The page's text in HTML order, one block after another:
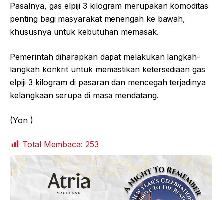
Pasalnya, gas elpiji 3 kilogram merupakan komoditas
penting bagi masyarakat menengah ke bawah,
khususnya untuk kebutuhan memasak.
Pemerintah diharapkan dapat melakukan langkah-
langkah konkrit untuk memastikan ketersediaan gas
elpiji 3 kilogram di pasaran dan mencegah terjadinya
kelangkaan serupa di masa mendatang.
(Yon )
Total Membaca: 253